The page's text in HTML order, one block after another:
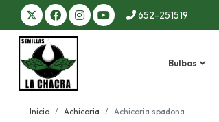
652-251519
Bulbos
Inicio Achicoria Achicoria spadona